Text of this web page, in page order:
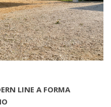
LINE A FORMA